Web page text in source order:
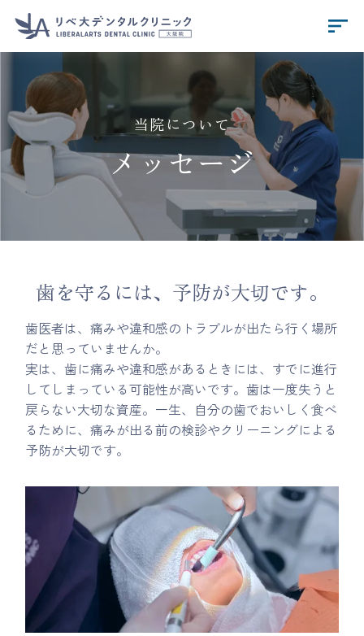
sort
当院について
メッセージ
歯を守るには、予防が大切です。
歯医者は、痛みや違和感のトラブルが出たら行く場所
だと思っていませんか。
実は、歯に痛みや違和感があるときには、すでに進行
してしまっている可能性が高いです。歯は一度失うと
戻らない大切な資産。一生、自分の歯でおいしく食べ
るために、痛みが出る前の検診やクリーニングによる
予防が大切です。